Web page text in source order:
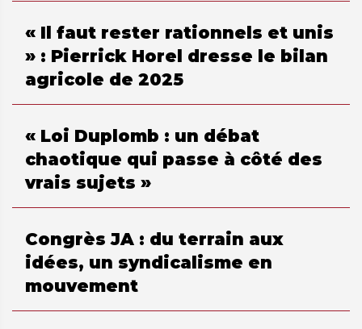
« Il faut rester rationnels et unis
» : Pierrick Horel dresse le bilan
agricole de 2025
« Loi Duplomb : un débat
chaotique qui passe à côté des
vrais sujets »
Congrès JA : du terrain aux
idées, un syndicalisme en
mouvement